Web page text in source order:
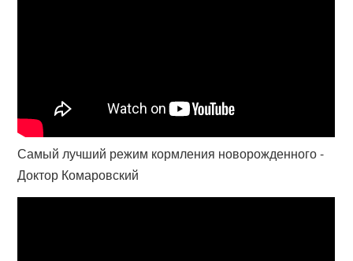
Самый лучший режим кормления новорожденного -
Доктор Комаровский